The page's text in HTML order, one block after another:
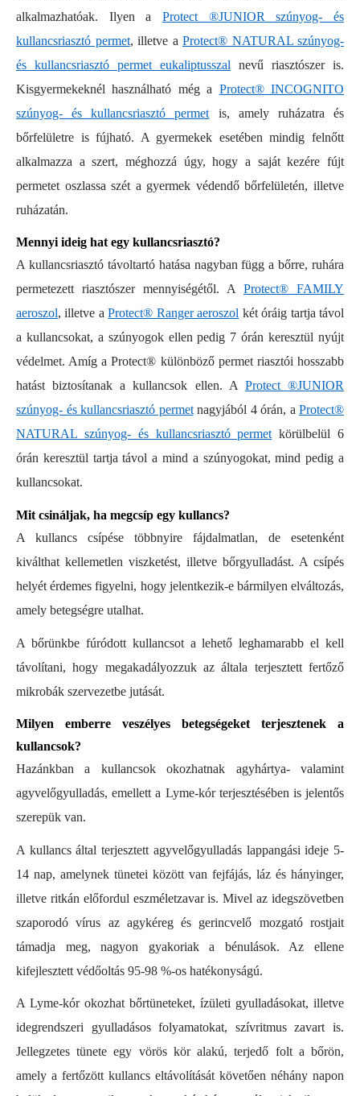
alkalmazhatóak. Ilyen a Protect ®JUNIOR szúnyog- és
kullancsriasztó permet, illetve a Protect® NATURAL szúnyog-
és kullancsriasztó permet eukaliptusszal nevű riasztószer is.
Kisgyermekeknél használható még a Protect® INCOGNITO
szúnyog- és kullancsriasztó permet is, amely ruházatra és
bőrfelületre is fújható. A gyermekek esetében mindig felnőtt
alkalmazza a szert, méghozzá úgy, hogy a saját kezére fújt
permetet oszlassa szét a gyermek védendő bőrfelületén, illetve
ruházatán.
Mennyi ideig hat egy kullancsriasztó?
A kullancsriasztó távoltartó hatása nagyban függ a bőrre, ruhára
permetezett riasztószer mennyiségétől. A Protect® FAMILY
aeroszol, illetve aProtect® Ranger aeroszol két óráig tartja távol
a kullancsokat, a szúnyogok ellen pedig 7 órán keresztül nyújt
védelmet. Amíg a Protect® különböző permet riasztói hosszabb
hatást biztosítanak a kullancsok ellen. A Protect ®JUNIOR
szúnyog- és kullancsriasztó permetnagyjából 4 órán, a Protect®
NATURAL szúnyog- és kullancsriasztó permet körülbelül 6
órán keresztül tartja távol a mind a szúnyogokat, mind pedig a
kullancsokat.
Mit csináljak, ha megcsíp egy kullancs?
A kullancs csípése többnyire fájdalmatlan, de esetenként
kiválthat kellemetlen viszketést, illetve bőrgyulladást. A csípés
helyét érdemes figyelni, hogy jelentkezik-e bármilyen elváltozás,
amely betegségre utalhat.
A bőrünkbe fúródott kullancsot a lehető leghamarabb el kell
távolítani, hogy megakadályozzuk az általa terjesztett fertőző
mikrobák szervezetbe jutását.
Milyen emberre veszélyes betegségeket terjesztenek a
kullancsok?
Hazánkban a kullancsok okozhatnak agyhártya- valamint
agyvelőgyulladás, emellett a Lyme-kór terjesztésében is jelentős
szerepük van.
A kullancs által terjesztett agyvelőgyulladás lappangási ideje 5-
14 nap, amelynek tünetei között van fejfájás, láz és hányinger,
illetve ritkán előfordul eszméletzavar is. Mivel az idegszövetben
szaporodó vírus az agykéreg és gerincvelő mozgató rostjait
támadja meg, nagyon gyakoriak a bénulások. Az ellene
kifejlesztett védőoltás 95-98 %-os hatékonyságú.
A Lyme-kór okozhat bőrtüneteket, ízületi gyulladásokat, illetve
idegrendszeri gyulladásos folyamatokat, szívritmus zavart is.
Jellegzetes tünete egy vörös kör alakú, terjedő folt a bőrön,
amely a fertőzött kullancs eltávolítását követően néhány napon